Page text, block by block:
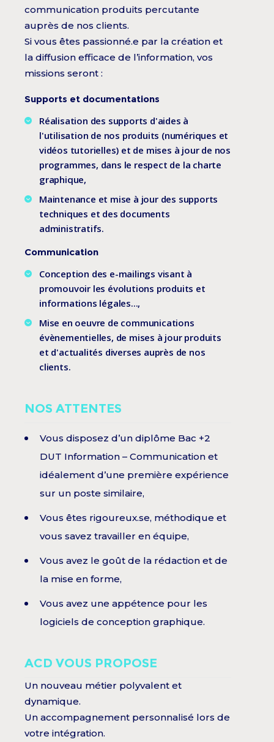
communication produits percutante
auprès de nos clients.
Si vous êtes passionné.e par la création et
la diffusion efficace de l’information, vos
missions seront :
Supports et documentations
Réalisation des supports d'aides à
l'utilisation de nos produits (numériques et
vidéos tutorielles) et de mises à jour de nos
programmes, dans le respect de la charte
graphique,
Maintenance et mise à jour des supports
techniques et des documents
administratifs.
Communication
Conception des e-mailings visant à
promouvoir les évolutions produits et
informations légales...,
Mise en oeuvre de communications
évènementielles, de mises à jour produits
et d'actualités diverses auprès de nos
clients.
NOS ATTENTES
Vous disposez d’un diplôme Bac +2
DUT Information – Communication et
idéalement d’une première expérience
sur un poste similaire,
Vous êtes rigoureux.se, méthodique et
vous savez travailler en équipe,
Vous avez le goût de la rédaction et de
la mise en forme,
Vous avez une appétence pour les
logiciels de conception graphique.
ACD VOUS PROPOSE
Un nouveau métier polyvalent et
dynamique.
Un accompagnement personnalisé lors de
votre intégration.